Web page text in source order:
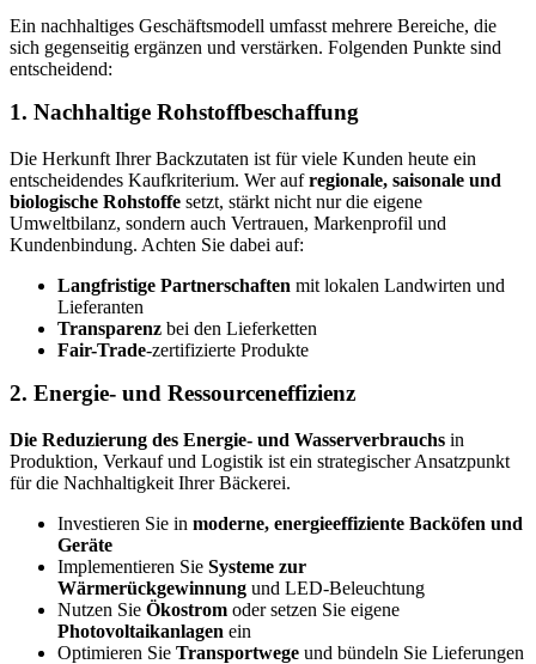
Ein nachhaltiges Geschäftsmodell umfasst mehrere Bereiche, die
sich gegenseitig ergänzen und verstärken. Folgenden Punkte sind
entscheidend:
1. Nachhaltige Rohstoffbeschaffung
Die Herkunft Ihrer Backzutaten ist für viele Kunden heute ein
entscheidendes Kaufkriterium. Wer aufregionale, saisonale und
biologische Rohstoffe setzt, stärkt nicht nur die eigene
Umweltbilanz, sondern auch Vertrauen, Markenprofil und
Kundenbindung. Achten Sie dabei auf:
Langfristige Partnerschaften mit lokalen Landwirten und
Lieferanten
Transparenz bei den Lieferketten
Fair-Trade-zertifizierte Produkte
2. Energie- und Ressourceneffizienz
Die Reduzierung des Energie- und Wasserverbrauchs in
Produktion, Verkauf und Logistik ist ein strategischer Ansatzpunkt
für die Nachhaltigkeit Ihrer Bäckerei.
Investieren Sie in moderne, energieeffiziente Backöfen und
Geräte
Implementieren Sie Systeme zur
Wärmerückgewinnung und LED-Beleuchtung
Nutzen Sie Ökostrom oder setzen Sie eigene
Photovoltaikanlagen ein
Optimieren Sie Transportwege und bündeln Sie Lieferungen